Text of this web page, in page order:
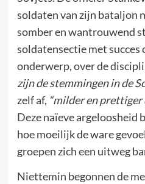
soldaten van zijn bataljon
somber en wantrouwend
soldatensectie met succes
onderwerp, over de
zijn de stemmingen in de
zelf af, “milder en prettiger
Deze naïeve argeloosheid
hoe moeilijk de ware
groepen zich een uitweg
Niettemin begonnen de